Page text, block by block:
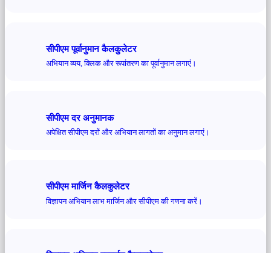
सीपीएम पूर्वानुमान कैलकुलेटर
अभियान व्यय, क्लिक और रूपांतरण का पूर्वानुमान लगाएं।
सीपीएम दर अनुमानक
अपेक्षित सीपीएम दरों और अभियान लागतों का अनुमान लगाएं।
सीपीएम मार्जिन कैलकुलेटर
विज्ञापन अभियान लाभ मार्जिन और सीपीएम की गणना करें।